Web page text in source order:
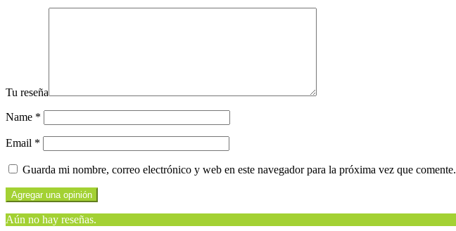
Tu reseña
Name *
Email *
Guarda mi nombre, correo electrónico y web en este navegador para la próxima vez que comente.
Aún no hay reseñas.